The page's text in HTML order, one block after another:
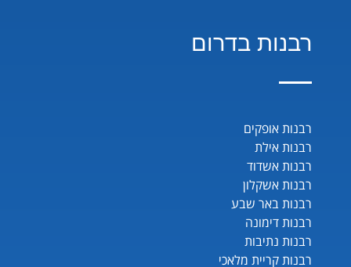
רבנות בדרום
רבנות אופקים
רבנות אילת
רבנות אשדוד
רבנות אשקלון
רבנות באר שבע
רבנות דימונה
רבנות נתיבות
רבנות קריית מלאכי